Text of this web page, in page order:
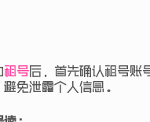
租号后，首先确认租号账
免泄露个人信息。